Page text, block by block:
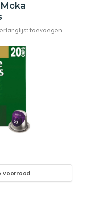
toevoegen
voorraad